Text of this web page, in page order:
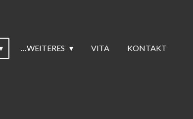
…WEITERES VITA KONTAKT